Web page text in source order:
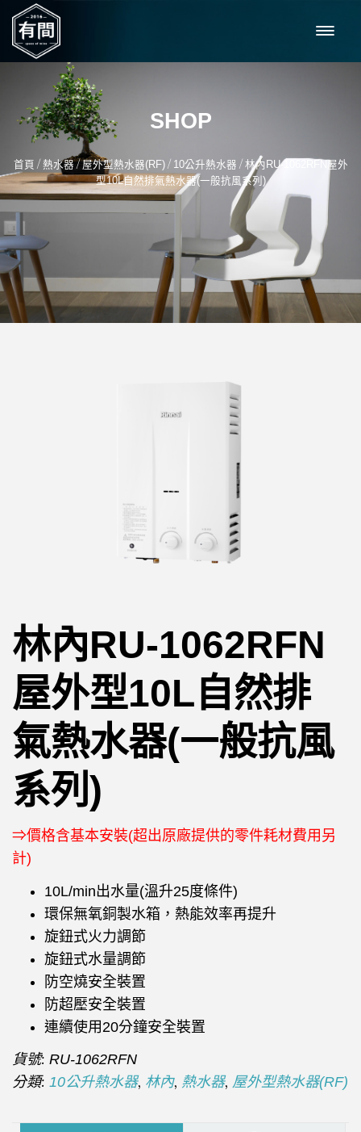
SHOP
首頁 / 熱水器/屋外型熱水器(RF)/ 10公升熱水器 / 林內RU-1062RFN屋外
型10L自然排氣熱水器(一般抗風系列)
林內RU-1062RFN
屋外型10L自然排
氣熱水器(一般抗風
系列)
⇒價格含基本安裝(超出原廠提供的零件耗材費用另
計)
10L/min出水量(溫升25度條件)
環保無氧銅製水箱，熱能效率再提升
旋鈕式火力調節
旋鈕式水量調節
防空燒安全裝置
防超壓安全裝置
連續使用20分鐘安全裝置
貨號: RU-1062RFN
分類: 10公升熱水器, 林內, 熱水器, 屋外型熱水器(RF)